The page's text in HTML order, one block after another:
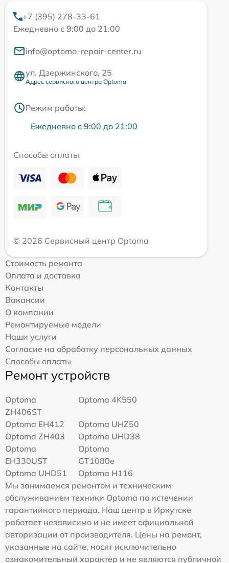
+7 (395) 278-33-61
Ежедневно с 9:00 до 21:00
info@optoma-repair-center.ru
ул. Дзержинского, 25
Адрес сервисного центра Optoma
Режим работы:
Ежедневно с 9:00 до 21:00
Способы оплаты
© 2026 Сервисный центр Optoma
Стоимость ремонта
Оплата и доставка
Контакты
Вакансии
О компании
Ремонтируемые модели
Наши услуги
Согласие на обработку персональных данных
Способы оплаты
Ремонт устройств
Optoma
ZH406ST
Optoma 4K550
Optoma EH412
Optoma UHZ50
Optoma ZH403
Optoma UHD38
Optoma
EH330UST
Optoma
GT1080e
Optoma UHD51
Optoma H116
Мы занимаемся ремонтом и техническим
обслуживанием техники Optoma по истечении
гарантийного периода. Наш центр в Иркутске
работает независимо и не имеет официальной
авторизации от производителя. Цены на ремонт,
указанные на сайте, носят исключительно
ознакомительный характер и не являются публичной